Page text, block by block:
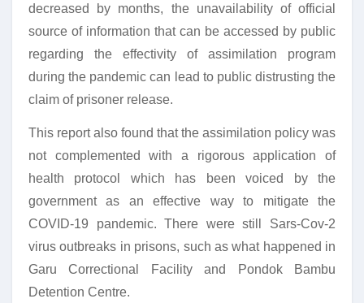
decreased by months, the unavailability of official
source of information that can be accessed by public
regarding the effectivity of assimilation program
during the pandemic can lead to public distrusting the
claim of prisoner release.
This report also found that the assimilation policy was
not complemented with a rigorous application of
health protocol which has been voiced by the
government as an effective way to mitigate the
COVID-19 pandemic. There were still Sars-Cov-2
virus outbreaks in prisons, such as what happened in
Garu Correctional Facility and Pondok Bambu
Detention Centre.